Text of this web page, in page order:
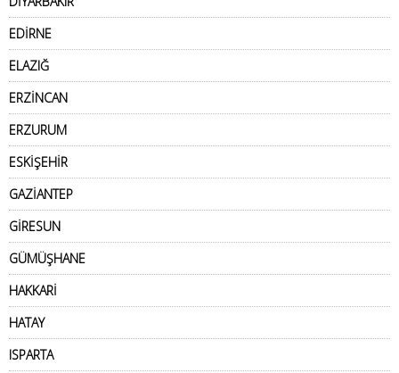
EDİRNE
ELAZIĞ
ERZİNCAN
ERZURUM
ESKİŞEHİR
GAZİANTEP
GİRESUN
GÜMÜŞHANE
HAKKARİ
HATAY
ISPARTA